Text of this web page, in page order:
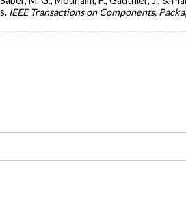
IEEE Transactions on Components,